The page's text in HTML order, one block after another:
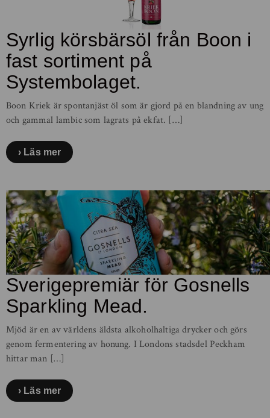
Syrlig körsbärsöl från Boon i
fast sortiment på
Systembolaget.
Boon Kriek är spontanjäst öl som är gjord på en blandning av ung
och gammal lambic som lagrats på ekfat. […]
Läs mer
Sverigepremiär för Gosnells
Sparkling Mead.
Mjöd är en av världens äldsta alkoholhaltiga drycker och görs
genom fermentering av honung. I Londons stadsdel Peckham
hittar man […]
Läs mer